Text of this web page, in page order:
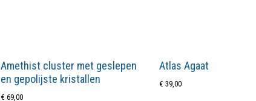
Amethist cluster met geslepen
en gepolijste kristallen
€ 69,00
Atlas Agaat
€ 39,00